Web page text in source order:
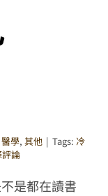
醫學, 其他 | Tags: 冷
評論
是都在讀書